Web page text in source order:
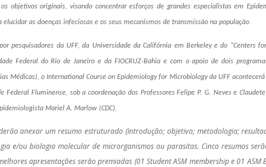
objetivos originais, visando concentrar esforços de grandes especialistas em
as doenças infeciosas e os seus mecanismos de transmissão na população.
pesquisadores da UFF, da Universidade da Califórnia em Berkeley e do “Centers
Federal do Rio de Janeiro e da FIOCRUZ-Bahia e com o apoio de dois
Médicas), o International Course on Epidemiology for Microbiology da UFF
Federal Fluminense, sob a coordenação dos Professores Felipe P. G. Neves e
Mariel A. Marlow (CDC).
anexar um resumo estruturado (Introdução; objetivo; metodologia;
e/ou biologia molecular de microrganismos ou parasitas. Cinco resumos
apresentações serão premiadas (01 Student ASM membership e 01 ASM